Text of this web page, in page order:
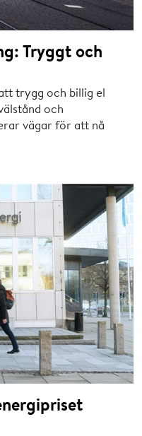
Tryggt och
trygg och billig el
och
vägar för att nå